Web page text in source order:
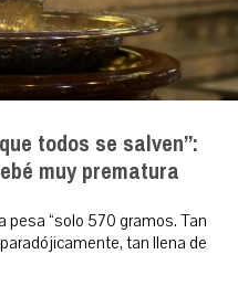
todos se salven”:
muy prematura
pesa “solo 570 gramos. Tan
tan llena de